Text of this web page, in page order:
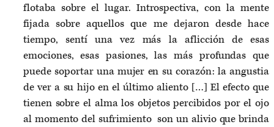
flotaba sobre el lugar. Introspectiva, con la mente
fijada sobre aquellos que me dejaron desde hace
tiempo, sentí una vez más la aflicción de esas
emociones, esas pasiones, las más profundas que
puede soportar una mujer en su corazón: la angustia
de ver a su hijo en el último aliento […] El efecto que
tienen sobre el alma los objetos percibidos por el ojo
al momento del sufrimiento son un alivio que brinda